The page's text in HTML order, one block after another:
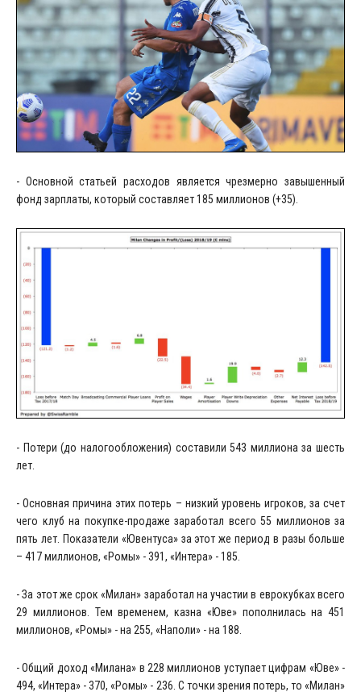
- Основной статьей расходов является чрезмерно завышенный
фонд зарплаты, который составляет 185 миллионов (+35).
- Потери (до налогообложения) составили 543 миллиона за шесть
лет.
- Основная причина этих потерь – низкий уровень игроков, за счет
чего клуб на покупке-продаже заработал всего 55 миллионов за
пять лет. Показатели «Ювентуса» за этот же период в разы больше
– 417 миллионов, «Ромы» - 391, «Интера» - 185.
- За этот же срок «Милан» заработал на участии в еврокубках всего
29 миллионов. Тем временем, казна «Юве» пополнилась на 451
миллионов, «Ромы» - на 255, «Наполи» - на 188.
- Общий доход «Милана» в 228 миллионов уступает цифрам «Юве» -
494, «Интера» - 370, «Ромы» - 236. С точки зрения потерь, то «Милан»